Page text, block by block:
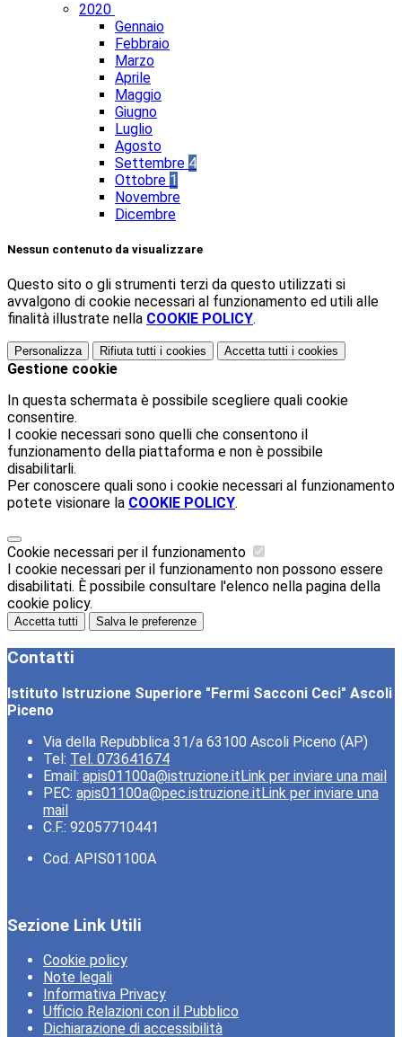
2020
Gennaio
Febbraio
Marzo
Aprile
Maggio
Giugno
Luglio
Agosto
Settembre 4
Ottobre 1
Novembre
Dicembre
Nessun contenuto da visualizzare
Questo sito o gli strumenti terzi da questo utilizzati si
avvalgono di cookie necessari al funzionamento ed utili alle
finalità illustrate nella COOKIE POLICY.
Personalizza Rifiuta tutti i cookies Accetta tutti i cookies
Gestione cookie
In questa schermata è possibile scegliere quali cookie
consentire.
I cookie necessari sono quelli che consentono il
funzionamento della piattaforma e non è possibile
disabilitarli.
Per conoscere quali sono i cookie necessari al funzionamento
potete visionare la COOKIE POLICY.
Cookie necessari per il funzionamento
I cookie necessari per il funzionamento non possono essere
disabilitati. È possibile consultare l'elenco nella pagina della
cookie policy.
Accetta tutti Salva le preferenze
Contatti
Istituto Istruzione Superiore "Fermi Sacconi Ceci" Ascoli
Piceno
Via della Repubblica 31/a 63100 Ascoli Piceno (AP)
Tel: Tel. 073641674
Email: apis01100a@istruzione.itLink per inviare una mail
PEC: apis01100a@pec.istruzione.itLink per inviare una
mail
C.F.: 92057710441
Cod. APIS01100A
Sezione Link Utili
Cookie policy
Note legali
Informativa Privacy
Ufficio Relazioni con il Pubblico
Dichiarazione di accessibilità